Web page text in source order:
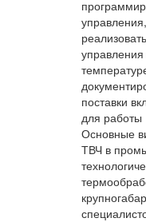
поставки
для работы
Основные
ТВЧ в